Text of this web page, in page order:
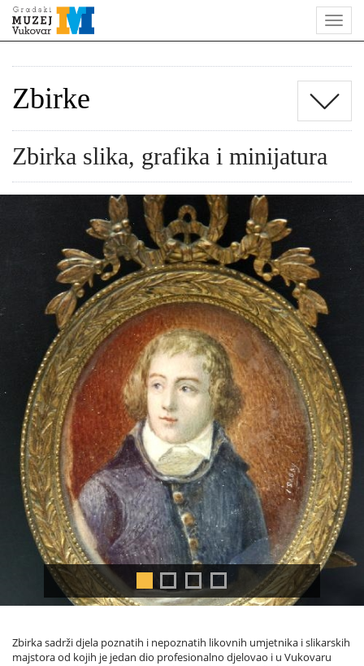
Zbirke
Zbirka slika, grafika i minijatura
Zbirka sadrži djela poznatih i nepoznatih likovnih umjetnika i slikarskih
majstora od kojih je jedan dio profesionalno djelovao i u Vukovaru